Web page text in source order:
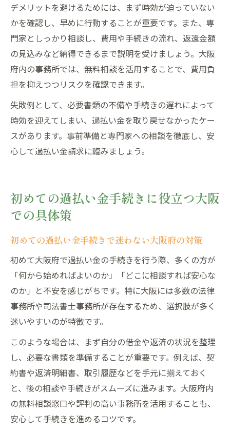
デメリットを避けるためには、まず時効が迫っていない
かを確認し、早めに行動することが重要です。また、専
門家としっかり相談し、費用や手続きの流れ、返還金額
の見込みなど納得できるまで説明を受けましょう。大阪
府内の事務所では、無料相談を活用することで、費用負
担を抑えつつリスクを確認できます。
失敗例として、必要書類の不備や手続きの遅れによって
時効を迎えてしまい、過払い金を取り戻せなかったケー
スがあります。事前準備と専門家への相談を徹底し、安
心して過払い金請求に臨みましょう。
初めての過払い金手続きに役立つ大阪
での具体策
初めての過払い金手続きで迷わない大阪府の対策
初めて大阪府で過払い金の手続きを行う際、多くの方が
「何から始めればよいのか」「どこに相談すれば安心な
のか」と不安を感じがちです。特に大阪には多数の法律
事務所や司法書士事務所が存在するため、選択肢が多く
迷いやすいのが特徴です。
このような場合は、まず自分の借金や返済の状況を整理
し、必要な書類を準備することが重要です。例えば、契
約書や返済明細書、取引履歴などを手元に揃えておく
と、後の相談や手続きがスムーズに進みます。大阪府内
の無料相談窓口や評判の高い事務所を活用することも、
安心して手続きを進めるコツです。